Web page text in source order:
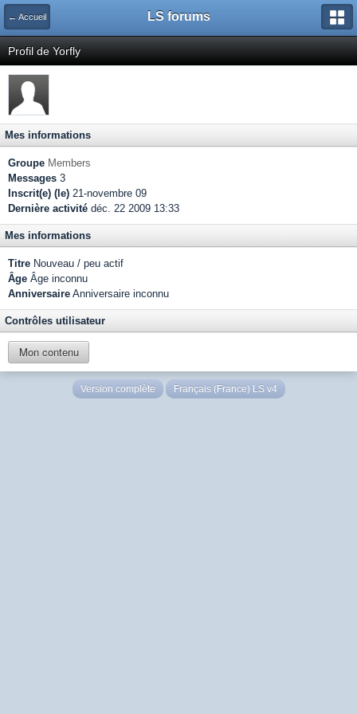
← Accueil LS forums
Profil de Yorfly
Mes informations
Groupe Members
Messages 3
Inscrit(e) (le) 21-novembre 09
Dernière activité déc. 22 2009 13:33
Mes informations
Titre Nouveau / peu actif
Âge Âge inconnu
Anniversaire Anniversaire inconnu
Contrôles utilisateur
Mon contenu
Version complète Français (France) LS v4